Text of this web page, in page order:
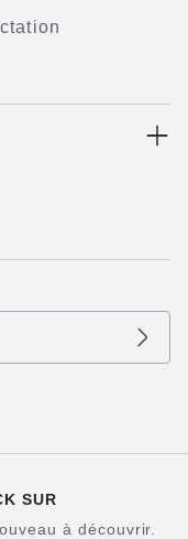
SUR
à découvrir.